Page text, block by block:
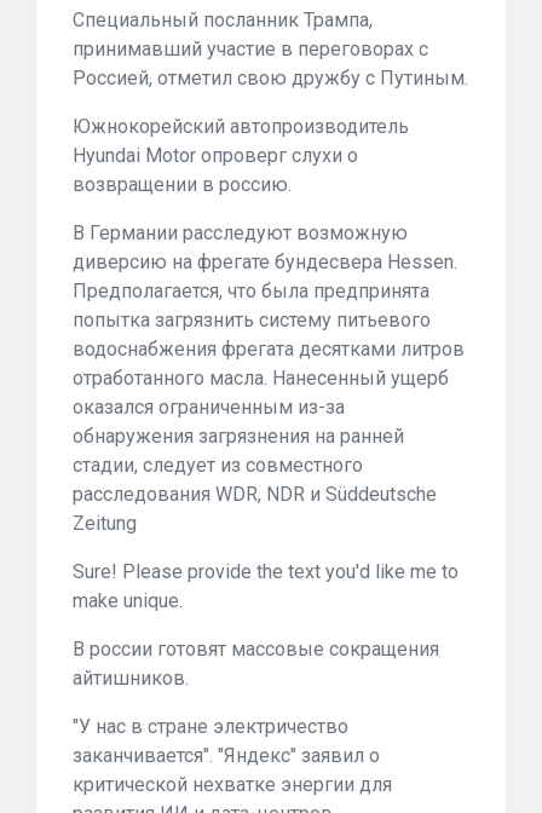
Специальный посланник Трампа,
принимавший участие в переговорах с
Россией, отметил свою дружбу с Путиным.
Южнокорейский автопроизводитель
Hyundai Motor опроверг слухи о
возвращении в россию.
В Германии расследуют возможную
диверсию на фрегате бундесвера Hessen.
Предполагается, что была предпринята
попытка загрязнить систему питьевого
водоснабжения фрегата десятками литров
отработанного масла. Нанесенный ущерб
оказался ограниченным из-за
обнаружения загрязнения на ранней
стадии, следует из совместного
расследования WDR, NDR и Süddeutsche
Zeitung
Sure! Please provide the text you'd like me to
make unique.
В россии готовят массовые сокращения
айтишников.
"У нас в стране электричество
заканчивается". "Яндекс" заявил о
критической нехватке энергии для